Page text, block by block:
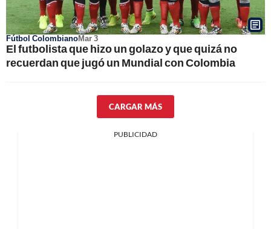
Fútbol ColombianoMar 3
El futbolista que hizo un golazo y que quizá no
recuerdan que jugó un Mundial con Colombia
CARGAR MÁS
PUBLICIDAD